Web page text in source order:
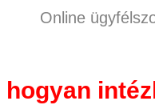
Online
hogyan